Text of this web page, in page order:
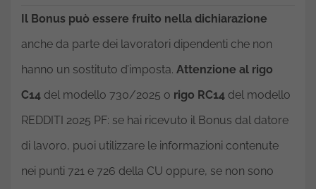
Il Bonus può essere fruito nella dichiarazione
anche da parte dei lavoratori dipendenti che non
hanno un sostituto d’imposta. Attenzione al rigo
C14 del modello 730/2025 o rigo RC14 del modello
REDDITI 2025 PF: se hai ricevuto il Bonus dal datore
di lavoro, puoi utilizzare le informazioni contenute
nei punti 721 e 726 della CU oppure, se non sono